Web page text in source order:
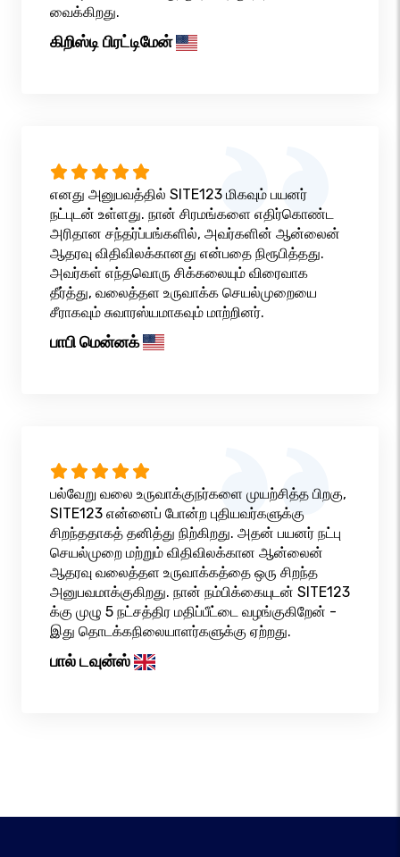
வைக்கிறது.
கிறிஸ்டி பிரட்டிமேன்
எனது அனுபவத்தில் SITE123 மிகவும் பயனர்
நட்புடன் உள்ளது. நான் சிரமங்களை எதிர்கொண்ட
அரிதான சந்தர்ப்பங்களில், அவர்களின் ஆன்லைன்
ஆதரவு விதிவிலக்கானது என்பதை நிரூபித்தது.
அவர்கள் எந்தவொரு சிக்கலையும் விரைவாக
தீர்த்து, வலைத்தள உருவாக்க செயல்முறையை
சீராகவும் சுவாரஸ்யமாகவும் மாற்றினர்.
பாபி மென்னக்
பல்வேறு வலை உருவாக்குநர்களை முயற்சித்த பிறகு,
SITE123 என்னைப் போன்ற புதியவர்களுக்கு
சிறந்ததாகத் தனித்து நிற்கிறது. அதன் பயனர் நட்பு
செயல்முறை மற்றும் விதிவிலக்கான ஆன்லைன்
ஆதரவு வலைத்தள உருவாக்கத்தை ஒரு சிறந்த
அனுபவமாக்குகிறது. நான் நம்பிக்கையுடன் SITE123
க்கு முழு 5 நட்சத்திர மதிப்பீட்டை வழங்குகிறேன் -
இது தொடக்கநிலையாளர்களுக்கு ஏற்றது.
பால் டவுன்ஸ்